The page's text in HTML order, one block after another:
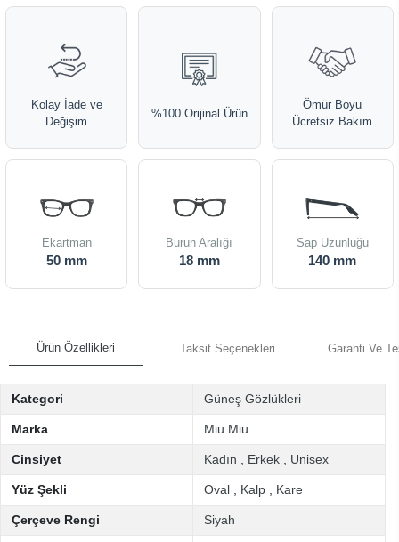
Kolay İade ve
Değişim
%100 Orijinal Ürün
Ömür Boyu
Ücretsiz Bakım
Ekartman
50 mm
Burun Aralığı
18 mm
Sap Uzunluğu
140 mm
Ürün Özellikleri Taksit Seçenekleri Garanti Ve
Kategori Güneş Gözlükleri
Marka Miu Miu
Cinsiyet Kadın Erkek Unisex
Yüz Şekli Oval Kalp Kare
Çerçeve Rengi Siyah